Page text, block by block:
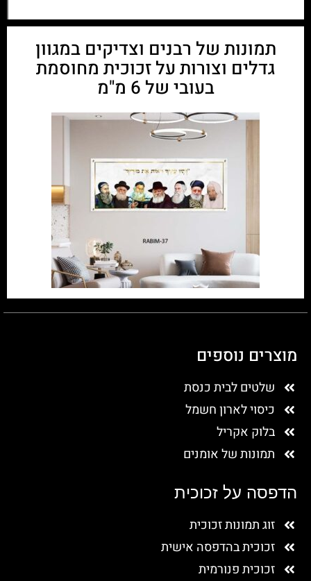
תמונות של רבנים וצדיקים במגוון
גדלים וצורות על זכוכית מחוסמת
בעובי של 6 מ"מ
הדפסה על זכוכית
זוג תמונות זכוכית
זכוכית בהדפסה אישית
זכוכית פנורמית
מוצרים נוספים
שלטים לבית כנסת
כיסוי לארון חשמל
בלוק אקריל
תמונות של אומנים